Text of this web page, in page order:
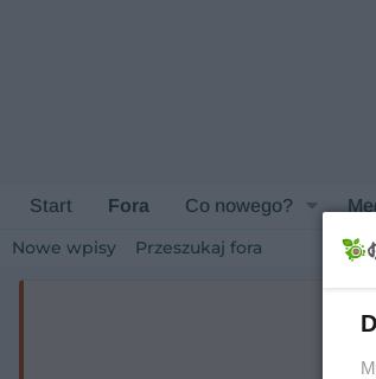
Start Fora Co nowego?
Nowe wpisy Przeszukaj fora